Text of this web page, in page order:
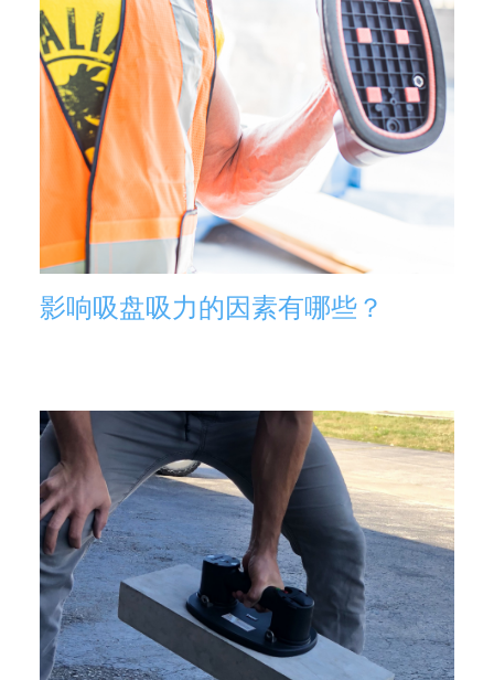
影响吸盘吸力的因素有哪些？